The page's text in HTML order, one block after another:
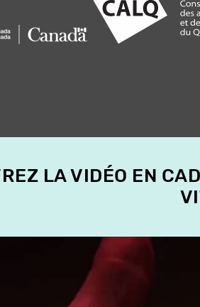
LA VIDÉO EN